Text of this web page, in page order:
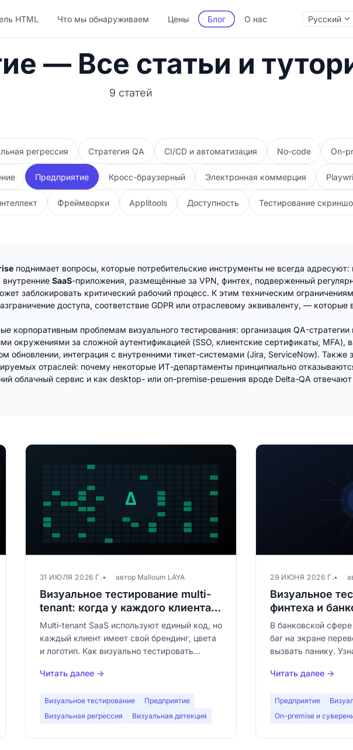
HTML Что мы обнаруживаем Цены Блог О нас Русский
— Все статьи и
9 статей
регрессия Стратегия QA CI/CD и автоматизация No-code On-
Предприятие Кросс-браузерный Электронная коммерция
Фреймворки Applitools Доступность Тестирование
поднимает вопросы, которые потребительские инструменты не всегда адресуют:
внутренние SaaS-приложения, размещённые за VPN, финтех, подверженный
заблокировать критический рабочий процесс. К этим техническим
доступа, соответствие GDPR или отраслевому эквиваленту, —
корпоративным проблемам визуального тестирования: организация QA-
окружениями за сложной аутентификацией (SSO, клиентские сертификаты, MFA),
интеграция с внутренними тикет-системами (Jira, ServiceNow). Также
отраслей: почему некоторые ИТ-департаменты принципиально
облачный сервис и как desktop- или on-premise-решения вроде Delta-QA отвечают
31 ИЮЛЯ 2026 Г. автор Malloum LAYA
Визуальное тестирование multi-
tenant: когда у каждого клиента
свой рендеринг
Multi-tenant SaaS используют единый код, но
каждый клиент имеет свой брендинг, цвета
и логотип. Как визуально тестировать
Полное руководство по визуальному
Читать далее →
Визуальное тестирование
Предприятие
Визуальная регрессия
Визуальная детекция
29 ИЮНЯ 2026 Г.
Визуальное
финтеха и
premise — это
В банковской
баг на экране
вызвать панику.
это регуляторное
Читать далее →
Предприятие
On-premise и